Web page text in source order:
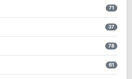
71
37
78
61